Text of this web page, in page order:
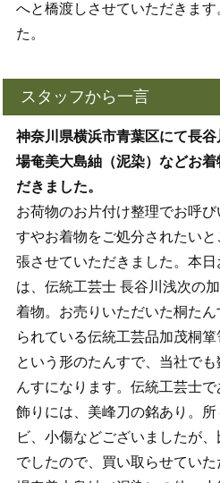
へと橋渡しさせていただきま
た。
スタッフから一言
神奈川県横浜市青葉区にて長
場奄美大島紬（泥染）などお
だきました。
お荷物のお片付け整理でお呼
すやお着物をご処分されたい
張させていただきました。本
は、伝統工芸士 長谷川浅次の
着物。お売りいただいた桐た
られている伝統工芸品加茂桐
という形のたんすで、当社で
んすになります。伝統工芸士
飾りには、美峰刀の銘あり。
ビ、小傷などございましたが
でしたので、買い取らせてい